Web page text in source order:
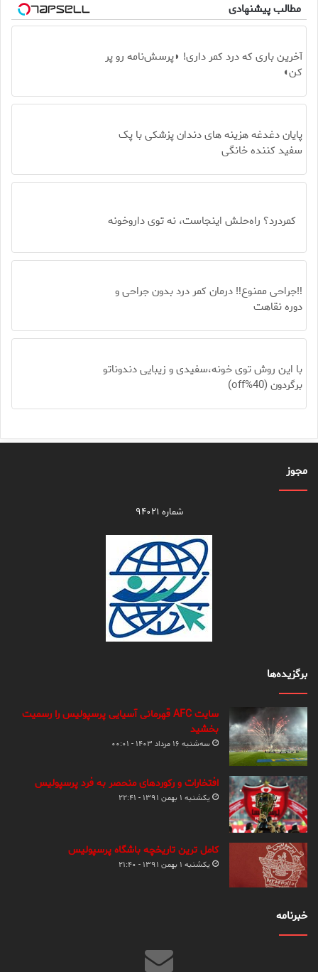
مطالب پیشنهادی
آخرین باری که درد کمر داری! ◗پرسش‌نامه رو پر
کن◖
پایان دغدغه هزینه های دندان پزشکی با پک
سفید کننده خانگی
کمردرد؟ راه‌حلش اینجاست، نه توی داروخونه
‼️جراحی ممنوع‼️ درمان کمر درد بدون جراحی و
دوره نقاهت
با این روش توی خونه،سفیدی و زیبایی دندوناتو
برگردون (40%off)
مجوز
شماره ۹۴۰۲۱
برگزیده‌ها
سایت AFC قهرمانی آسیایی پرسپولیس را رسمیت
بخشید
سه‌شنبه ۱۶ مرداد ۱۴۰۳ - ۰۰:۰۱
افتخارات و رکوردهای منحصر به فرد پرسپولیس
یکشنبه ۱ بهمن ۱۳۹۱ - ۲۲:۴۱
کامل ترین تاریخچه باشگاه پرسپولیس
یکشنبه ۱ بهمن ۱۳۹۱ - ۲۱:۴۰
خبرنامه